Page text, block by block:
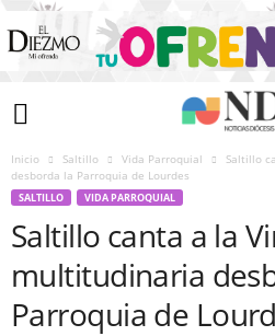
Inicio Saltillo Vida Parroquial
Saltillo
desborda la Parroquia de Lourdes
SALTILLO VIDA PARROQUIAL
Saltillo canta a la
multitudinaria
Parroquia de